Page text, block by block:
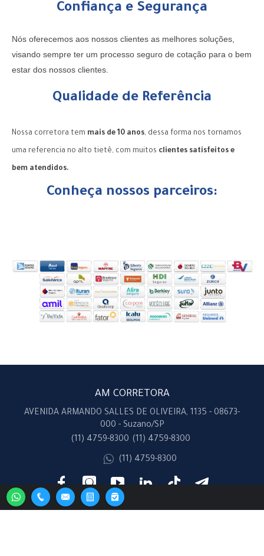
Confiança e Segurança
Nós oferecemos aos nossos clientes as melhores soluções,
visando sempre ter um processo seguro de cotação para o bem
estar dos nossos clientes.
Qualidade de Referência
Nossa corretora tem mais de 10 anos, dessa forma nos tornamos
uma referencia no alto tietê, com muitos clientes satisfeitos e
bem atendidos.
Conheça nossos parceiros:
AM CORRETORA
AVENIDA ARMANDO SALLES DE OLIVEIRA, 1135 - 08673-
000 - Suzano/SP
(11) 4759-8300 (11) 4759-8300
(11) 4759-8300
atendimento@amseg.com.br